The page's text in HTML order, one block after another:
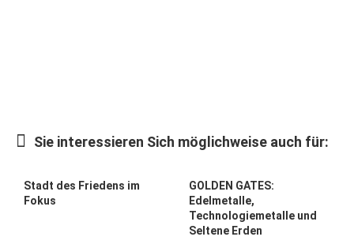
Ausflug & Reise
Top Branchen
Sie interessieren Sich möglichweise auch für:
Stadt des Friedens im
Fokus
GOLDEN GATES:
Edelmetalle,
Technologiemetalle und
Seltene Erden